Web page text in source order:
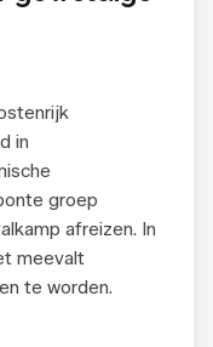
in
groep
afreizen. In
meevalt
te worden.